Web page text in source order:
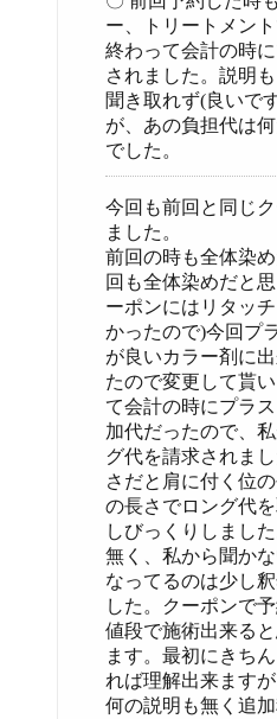
ー、トリートメント
終わって会計の時
されました。説明
聞き取れず(良いで
が、あの負担代は
でした。
今回も前回と同じ
ました。
前回の時も全体染
回も全体染めだと
ーポンにはリタッ
かったので)今回プ
が良いカラー剤に
たので変更して貰
て会計の時にプラ
加代だったので、
グ代を請求されま
さだと肩に付く位
の長さでロング代
しびっくりしまし
無く、私から聞か
なってるのは少し
した。クーポンで
値段で施術出来る
ます。最初にきち
れば理解出来ます
何の説明も無く追